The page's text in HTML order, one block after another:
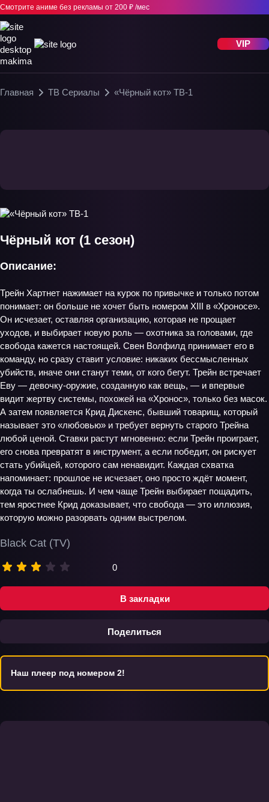
Смотрите аниме без рекламы от 200 ₽ /мес
VIP
Главная ТВ Сериалы «Чёрный кот» ТВ-1
В закладки
Поделиться
Чёрный кот (1 сезон)
Black Cat (TV)
0
Описание:
Трейн Хартнет нажимает на курок по привычке и только потом
понимает: он больше не хочет быть номером XIII в «Хроносе».
Он исчезает, оставляя организацию, которая не прощает
уходов, и выбирает новую роль — охотника за головами, где
свобода кажется настоящей. Свен Волфилд принимает его в
команду, но сразу ставит условие: никаких бессмысленных
убийств, иначе они станут теми, от кого бегут. Трейн встречает
Еву — девочку‑оружие, созданную как вещь, — и впервые
видит жертву системы, похожей на «Хронос», только без масок.
А затем появляется Крид Дискенс, бывший товарищ, который
называет это «любовью» и требует вернуть старого Трейна
любой ценой. Ставки растут мгновенно: если Трейн проиграет,
его снова превратят в инструмент, а если победит, он рискует
стать убийцей, которого сам ненавидит. Каждая схватка
напоминает: прошлое не исчезает, оно просто ждёт момент,
когда ты ослабнешь. И чем чаще Трейн выбирает пощадить,
тем яростнее Крид доказывает, что свобода — это иллюзия,
которую можно разорвать одним выстрелом.
Наш плеер под номером 2!